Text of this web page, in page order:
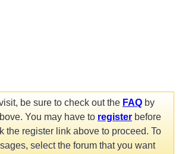
be sure to check out the FAQ by
You may have to register before
the register link above to proceed. To
select the forum that you want